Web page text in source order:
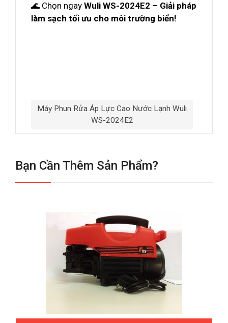
🌊 Chọn ngay Wuli WS-2024E2 – Giải pháp
làm sạch tối ưu cho môi trường biển!
Máy Phun Rửa Áp Lực Cao Nước Lạnh Wuli
WS-2024E2
Bạn Cần Thêm Sản Phẩm?